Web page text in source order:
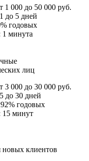
1 000 до 50 000 руб.
до 5 дней
годовых
1 минута
лиц
3 000 до 30 000 руб.
до 30 дней
годовых
15 минут
клиентов